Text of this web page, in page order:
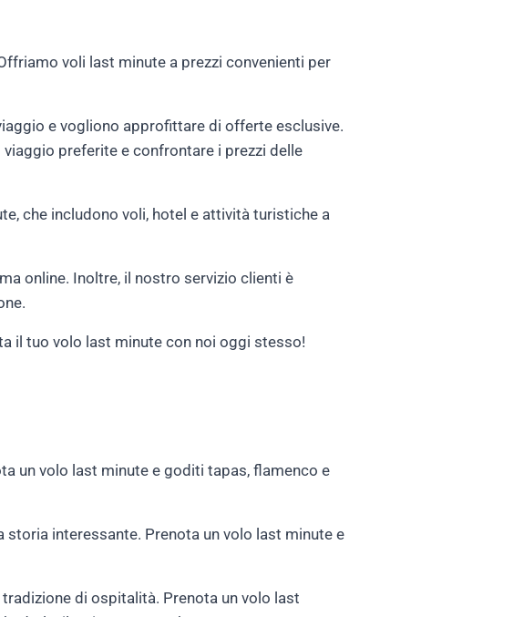
voli last minute a prezzi convenienti per
e vogliono approfittare di offerte esclusive.
preferite e confrontare i prezzi delle
che includono voli, hotel e attività turistiche a
online. Inoltre, il nostro servizio clienti è
il tuo volo last minute con noi oggi stesso!
un volo last minute e goditi tapas, flamenco e
storia interessante. Prenota un volo last minute e
di ospitalità. Prenota un volo last